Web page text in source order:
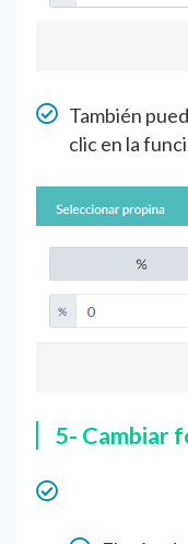
También
clic en la
5- Cambiar